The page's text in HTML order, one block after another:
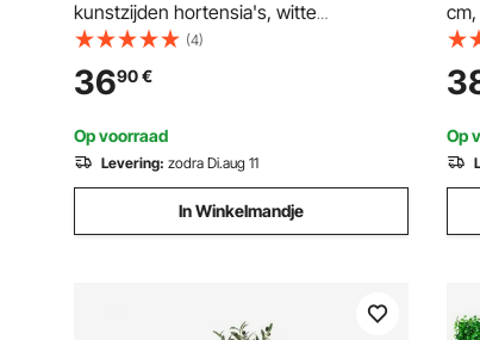
kunstzijden hortensia's, witte
kunstbloemen met stelen voor doe-het-
zelf bruidsboeketten, tafeldecoraties
voor thuis, tafeldecoraties voor feesten
(4)
3690€
Op voorraad
Levering: zodra Di.aug 11
In Winkelmandje
Op